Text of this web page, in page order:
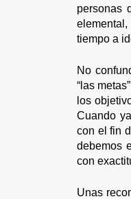
personas
tiempo a
No
“las
los
Cuando
con el fin
debemos
con
Unas